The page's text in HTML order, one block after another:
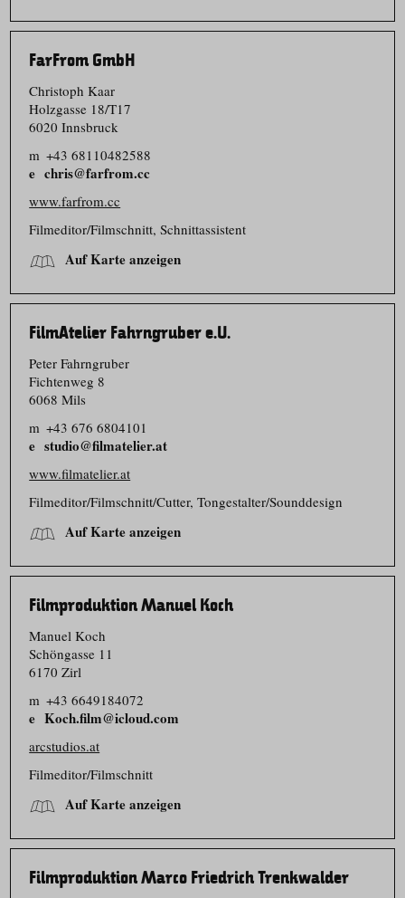
FarFrom GmbH
Christoph Kaar
Holzgasse 18/​T17
6020 Innsbruck
m +43 68110482588
chris@farfrom.cc
www.farfrom.cc
Filmeditor/​Filmschnitt, Schnittassistent
Auf Karte anzeigen
FilmAtelier Fahrngruber e.U.
Peter Fahrngruber
Fichtenweg 8
6068 Mils
m +43 676 6804101
studio@filmatelier.at
www.filmatelier.at
Filmeditor/​Filmschnitt/​Cutter, Tongestalter/​Sounddesign
Auf Karte anzeigen
Filmproduktion Manuel Koch
Manuel Koch
Schöngasse 11
6170 Zirl
m +43 6649184072
Koch.film@icloud.com
arcstudios.at
Filmeditor/​Filmschnitt
Auf Karte anzeigen
Filmproduktion Marco Friedrich Trenkwalder